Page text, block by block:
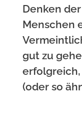
Denken
Menschen
gut zu
erfolgreich,
(oder so